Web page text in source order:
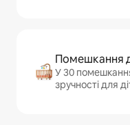
Помешкання
У 30
зручності для